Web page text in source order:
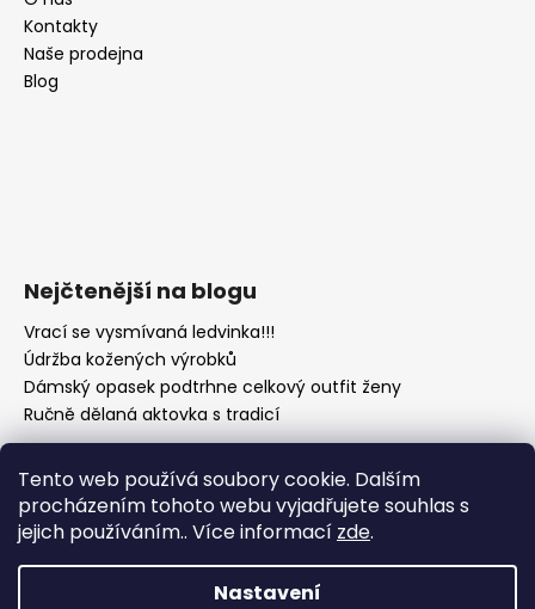
Tento web používá soubory cookie. Dalším
procházením tohoto webu vyjadřujete souhlas s
jejich používáním.. Více informací zde.
Nastavení
Kontakty
Naše prodejna
Blog
Nejčtenější na blogu
Vrací se vysmívaná ledvinka!!!
Údržba kožených výrobků
Dámský opasek podtrhne celkový outfit ženy
Ručně dělaná aktovka s tradicí